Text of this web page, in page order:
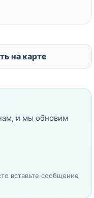
на карте
и мы обновим
вставьте сообщение